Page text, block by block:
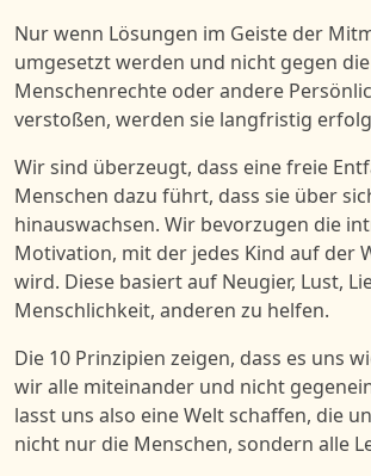
Nur wenn Lösungen im Geiste der
umgesetzt werden und nicht gegen die
Menschenrechte oder andere
verstoßen, werden sie langfristig
Wir sind überzeugt, dass eine freie
Menschen dazu führt, dass sie über
hinauswachsen. Wir bevorzugen die
Motivation, mit der jedes Kind auf der
wird. Diese basiert auf Neugier, Lust,
Menschlichkeit, anderen zu helfen.
Die 10 Prinzipien zeigen, dass es uns
wir alle miteinander und nicht
lasst uns also eine Welt schaffen, die
nicht nur die Menschen, sondern alle